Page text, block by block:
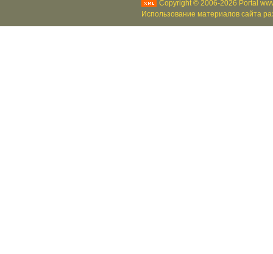
Copyright © 2006-2026 Portal
Использование материалов сайта